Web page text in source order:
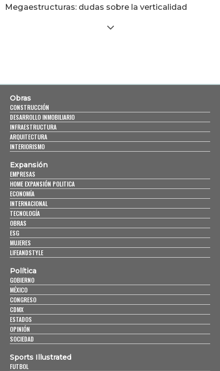
Megaestructuras: dudas sobre la verticalidad
Obras
CONSTRUCCIÓN
DESARROLLO INMOBILIARIO
INFRAESTRUCTURA
ARQUITECTURA
INTERIORISMO
Expansión
EMPRESAS
HOME EXPANSIÓN POLITICA
ECONOMÍA
INTERNACIONAL
TECNOLOGÍA
OBRAS
ESG
MUJERES
LIFEANDSTYLE
Política
GOBIERNO
MÉXICO
CONGRESO
CDMX
ESTADOS
OPINIÓN
SOCIEDAD
Sports Illustrated
FUTBOL